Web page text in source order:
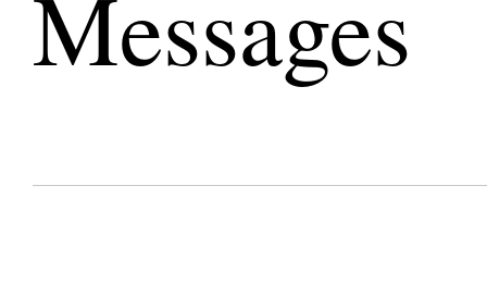
Messages